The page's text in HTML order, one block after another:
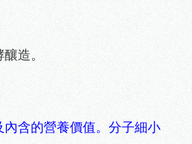
造。
含的營養價值。分子細小